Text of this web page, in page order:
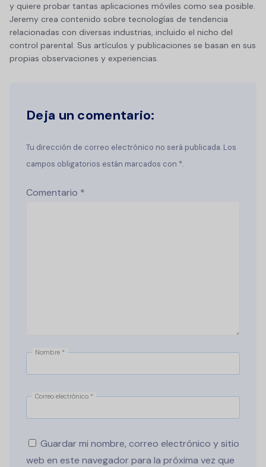
y quiere probar tantas aplicaciones móviles como sea posible.
Jeremy crea contenido sobre tecnologías de tendencia
relacionadas con diversas industrias, incluido el nicho del
control parental. Sus artículos y publicaciones se basan en sus
propias observaciones y experiencias.
Deja un comentario:
Tu dirección de correo electrónico no será publicada. Los
campos obligatorios están marcados con *.
Comentario *
Nombre *
Correo electrónico *
Guardar mi nombre, correo electrónico y sitio
web en este navegador para la próxima vez que